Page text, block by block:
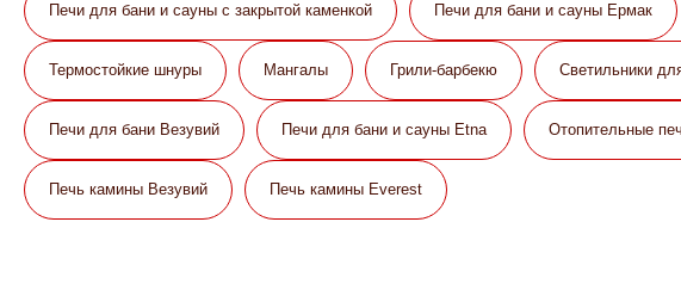
Печи для бани и сауны с закрытой каменкой Печи для бани и сауны Eрмак
Термостойкие шнуры Мангалы Грили-барбекю Светильники
Печи для бани Везувий Печи для бани и сауны Etna Отопительные
Печь камины Везувий Печь камины Everest